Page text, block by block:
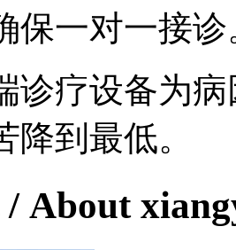
保一对一接诊
诊疗设备为
降到最低。
/ About